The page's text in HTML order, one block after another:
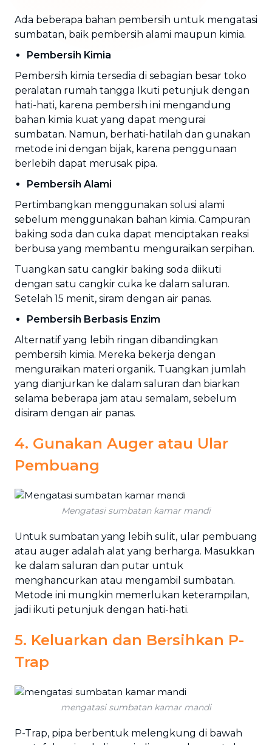
Ada beberapa bahan pembersih untuk mengatasi
sumbatan, baik pembersih alami maupun kimia.
Pembersih Kimia
Pembersih kimia tersedia di sebagian besar toko
peralatan rumah tangga Ikuti petunjuk dengan
hati-hati, karena pembersih ini mengandung
bahan kimia kuat yang dapat mengurai
sumbatan. Namun, berhati-hatilah dan gunakan
metode ini dengan bijak, karena penggunaan
berlebih dapat merusak pipa.
Pembersih Alami
Pertimbangkan menggunakan solusi alami
sebelum menggunakan bahan kimia. Campuran
baking soda dan cuka dapat menciptakan reaksi
berbusa yang membantu menguraikan serpihan.
Tuangkan satu cangkir baking soda diikuti
dengan satu cangkir cuka ke dalam saluran.
Setelah 15 menit, siram dengan air panas.
Pembersih Berbasis Enzim
Alternatif yang lebih ringan dibandingkan
pembersih kimia. Mereka bekerja dengan
menguraikan materi organik. Tuangkan jumlah
yang dianjurkan ke dalam saluran dan biarkan
selama beberapa jam atau semalam, sebelum
disiram dengan air panas.
4. Gunakan Auger atau Ular
Pembuang
Mengatasi sumbatan kamar mandi
Untuk sumbatan yang lebih sulit, ular pembuang
atau auger adalah alat yang berharga. Masukkan
ke dalam saluran dan putar untuk
menghancurkan atau mengambil sumbatan.
Metode ini mungkin memerlukan keterampilan,
jadi ikuti petunjuk dengan hati-hati.
5. Keluarkan dan Bersihkan P-
Trap
mengatasi sumbatan kamar mandi
P-Trap, pipa berbentuk melengkung di bawah